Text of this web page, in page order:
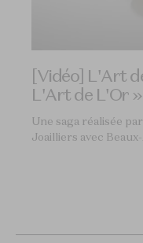
[Vidéo] L'Art
L'Art de L'Or »
Une saga réalisée
Joailliers avec